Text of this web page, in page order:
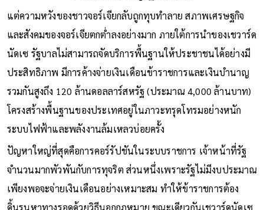
แต่ความหวังของชาวจอร์เจียกลับถูกทุบทำลาย สภาพเศรษฐกิจ
และสังคมของจอร์เจียตกต่ำลงอย่างมาก ภายใต้การนำของเชวาร์ด
นัดเซ รัฐบาลไม่สามารถจัดบริการพื้นฐานให้ประชาชนได้อย่างมี
ประสิทธิภาพ มีการค้างจ่ายเงินเดือนข้าราชการและเงินบำนาญ
รวมกันสูงถึง 120 ล้านดอลลาร์สหรัฐ (ประมาณ 4,000 ล้านบาท)
โครงสร้างพื้นฐานของประเทศอยู่ในภาวะทรุดโทรมอย่างหนัก
ระบบไฟฟ้าและพลังงานล้มเหลวบ่อยครั้ง
ปัญหาใหญ่ที่สุดคือการคอร์รัปชันในระบบราชการ เจ้าหน้าที่รัฐ
จำนวนมากพัวพันกับการทุจริต ส่วนหนึ่งเพราะรัฐไม่มีงบประมาณ
เพียงพอจะจ่ายเงินเดือนอย่างเหมาะสม ทำให้ข้าราชการต้อง
ดิ้นรนหาทางรอดด้วยวิธีนอกกฎหมาย ขณะเดียวกันเชวาร์ดนัดเซ